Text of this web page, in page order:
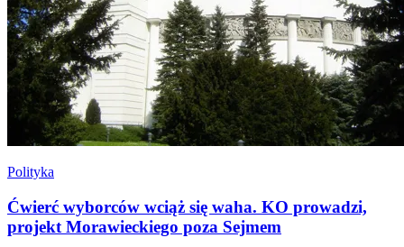
Polityka
Ćwierć wyborców wciąż się waha. KO prowadzi,
projekt Morawieckiego poza Sejmem